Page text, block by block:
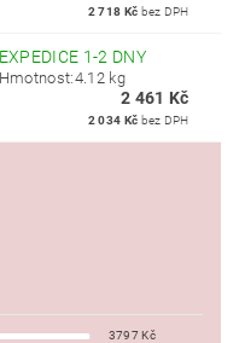
2 718 Kč bez DPH
EXPEDICE 1-2 DNY
kg
2 461 Kč
2 034 Kč bez DPH
3797Kč